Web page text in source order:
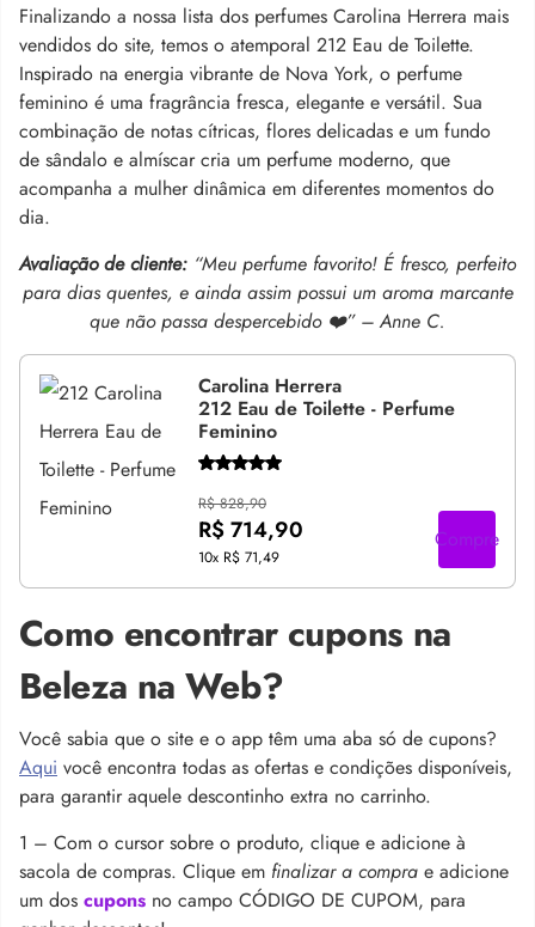
Finalizando a nossa lista dos perfumes Carolina Herrera mais
vendidos do site, temos o atemporal 212 Eau de Toilette.
Inspirado na energia vibrante de Nova York, o perfume
feminino é uma fragrância fresca, elegante e versátil. Sua
combinação de notas cítricas, flores delicadas e um fundo
de sândalo e almíscar cria um perfume moderno, que
acompanha a mulher dinâmica em diferentes momentos do
dia.
Avaliação de cliente: “Meu perfume favorito! É fresco, perfeito
para dias quentes, e ainda assim possui um aroma marcante
que não passa despercebido ❤️” – Anne C.
Carolina Herrera
212 Eau de Toilette - Perfume
Feminino
R$ 828,90
R$ 714,90
10x R$ 71,49
Compre
Como encontrar cupons na
Beleza na Web?
Você sabia que o site e o app têm uma aba só de cupons?
Aqui você encontra todas as ofertas e condições disponíveis,
para garantir aquele descontinho extra no carrinho.
1 – Com o cursor sobre o produto, clique e adicione à
sacola de compras. Clique em finalizar a compra e adicione
um dos cupons no campo CÓDIGO DE CUPOM, para